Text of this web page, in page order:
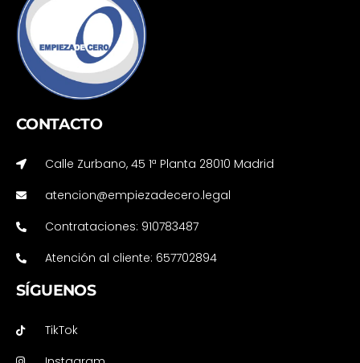
CONTACTO
Calle Zurbano, 45 1ª Planta 28010 Madrid
atencion@empiezadecero.legal
Contrataciones: 910783487
Atención al cliente: 657702894
SÍGUENOS
TikTok